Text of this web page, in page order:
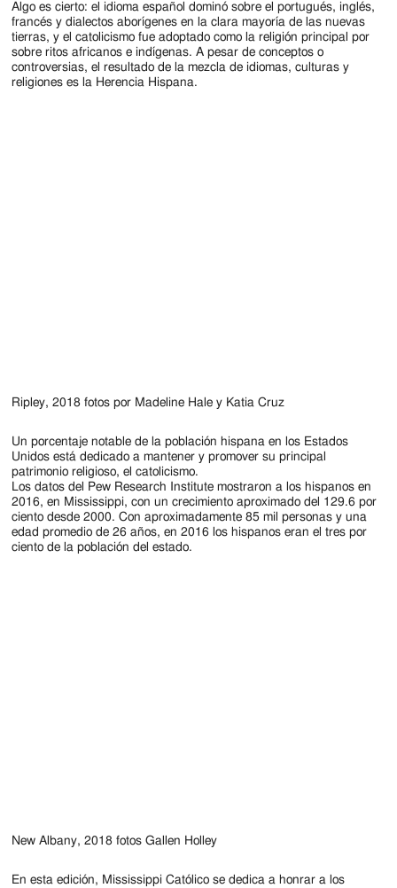
Algo es cierto: el idioma español dominó sobre el portugués, inglés,
francés y dialectos aborígenes en la clara mayoría de las nuevas
tierras, y el catolicismo fue adoptado como la religión principal por
sobre ritos africanos e indígenas. A pesar de conceptos o
controversias, el resultado de la mezcla de idiomas, culturas y
religiones es la Herencia Hispana.
Ripley, 2018 fotos por Madeline Hale y Katia Cruz
Un porcentaje notable de la población hispana en los Estados
Unidos está dedicado a mantener y promover su principal
patrimonio religioso, el catolicismo.
Los datos del Pew Research Institute mostraron a los hispanos en
2016, en Mississippi, con un crecimiento aproximado del 129.6 por
ciento desde 2000. Con aproximadamente 85 mil personas y una
edad promedio de 26 años, en 2016 los hispanos eran el tres por
ciento de la población del estado.
New Albany, 2018 fotos Gallen Holley
En esta edición, Mississippi Católico se dedica a honrar a los